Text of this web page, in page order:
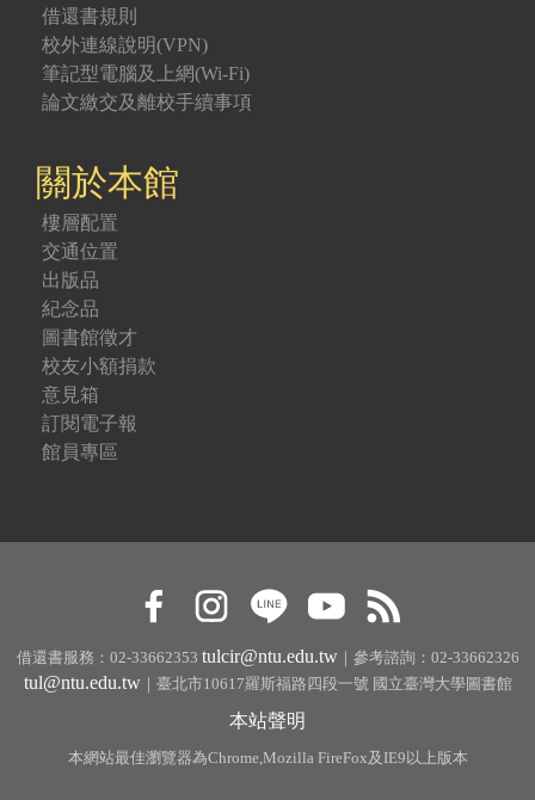
借還書規則
校外連線說明(VPN)
筆記型電腦及上網(Wi-Fi)
論文繳交及離校手續事項
關於本館
樓層配置
交通位置
出版品
紀念品
圖書館徵才
校友小額捐款
意見箱
訂閱電子報
館員專區
借還書服務：02-33662353 tulcir@ntu.edu.tw｜參考諮詢：02-33662326
tul@ntu.edu.tw｜臺北市10617羅斯福路四段一號 國立臺灣大學圖書館
本站聲明
本網站最佳瀏覽器為Chrome,Mozilla FireFox及IE9以上版本